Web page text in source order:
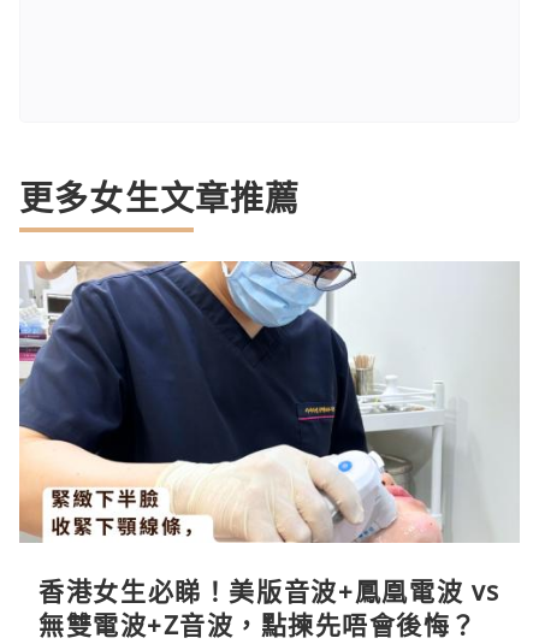
更多女生文章推薦
香港女生必睇！美版音波+鳳凰電波 vs
無雙電波+Z音波，點揀先唔會後悔？